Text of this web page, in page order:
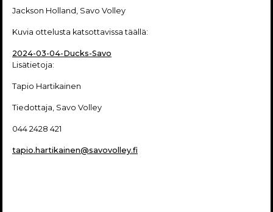
Jackson Holland, Savo Volley
Kuvia ottelusta katsottavissa täällä:
2024-03-04-Ducks-Savo
Lisätietoja:
Tapio Hartikainen
Tiedottaja, Savo Volley
044 2428 421
tapio.hartikainen@savovolley.fi